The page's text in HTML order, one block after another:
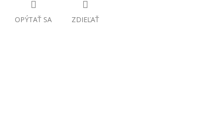
OPÝTAŤ SA ZDIEĽAŤ